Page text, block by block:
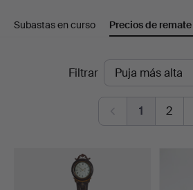
en
Auktionsverk
Subastas en curso Precios de remate
Filtrar
1 2